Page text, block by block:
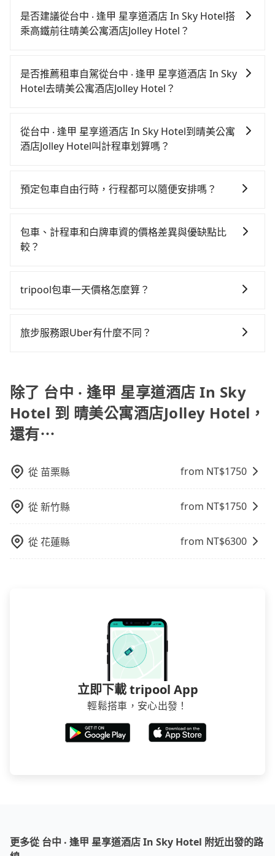
旅步可能會根據行經的路線是否超過海拔1500公尺來進
行額外的費用收取。但是，這些費用會在您下訂單後、
心地享受旅步為您提供的服務。
是否建議從台中 ‧ 逢甲 星享道酒店 In Sky Hotel搭
乘高鐵前往晴美公寓酒店Jolley Hotel？
晴美公寓酒店Jolley Hotel，高鐵乘坐舒適、較貴、費
時！從最早06:05一直到23:03，台中-台北一天最多有
一輛計程車花費約300元、車程約17分鐘。抵達高鐵站
後，步行進站、現場購票並於月台排隊的時間約20分
待車站前排班的計程車，搭上小黃後約花16分鐘、車費
位同行，高鐵加轉乘之平均每人花費為870元。不過，台
中市少部分小黃司機不按表收費，看乘客是外地人便漫
擇搭乘高鐵而不預約包車，不僅每人至少額外負擔80元
考tripool的拼車共乘服務，最多可再節省50%的交通費
是否推薦租車自駕從台中 ‧ 逢甲 星享道酒店 In Sky
Hotel去晴美公寓酒店Jolley Hotel？
酒店Jolley Hotel可以選擇租車自駕，但花費可能不小。
租車公司一般以天為單位計費，小轎車如Toyota
$4,500，油錢（每公里約3元）、eTag（每公里約1
收100~2,000元不等的超里程費用。由於絕大多數的租
車公司都沒法提供甲租乙還的服務，所以要不當天就需
小轎車的花費至少$3,100、九人座$6,100起。透過app
從台中 ‧ 逢甲 星享道酒店 In Sky Hotel到晴美公寓
酒店Jolley Hotel叫計程車划算嗎？
灣大車隊、Uber、Line Taxi、Yoxi等，如果在路邊攔不
車、大都會衛星車隊等叫車看看。依照里程跳錶計算，
價格約為4,025~4,800元間，但如改預約tripool可省高
坑受騙。綜合以上，無論在價格或服務品質上，tripool
預定包車自由行時，行程都可以隨便安排嗎？
沒有到達海拔1500公里以上的山區，行程都是可以依照
您的需求安排的。
包車、計程車和白牌車資的價格差異與優缺點比
較？
包車：優點是搭乘舒適可以根據自己的需求安排時間和
車：優點是24小時隨叫隨到，價格按錶計費，但若遇交
事後也無法申訴退費。
tripool包車一天價格怎麼算？
需行程的公里數及車型而有所不同，建議可以直接上旅
旅步服務跟Uber有什麼不同？
區。 (4) 有較為嚴謹的乘車時間與取消政策。
除了 台中 ‧ 逢甲 星享道酒店 In Sky
Hotel 到 晴美公寓酒店Jolley Hotel，
還有⋯
從 苗栗縣 from NT$1750
從新竹縣 from NT$1750
從花蓮縣 from NT$6300
立即下載 tripool App
輕鬆搭車，安心出發！
更多從 台中 ‧ 逢甲 星享道酒店 In Sky Hotel 附近出發的路